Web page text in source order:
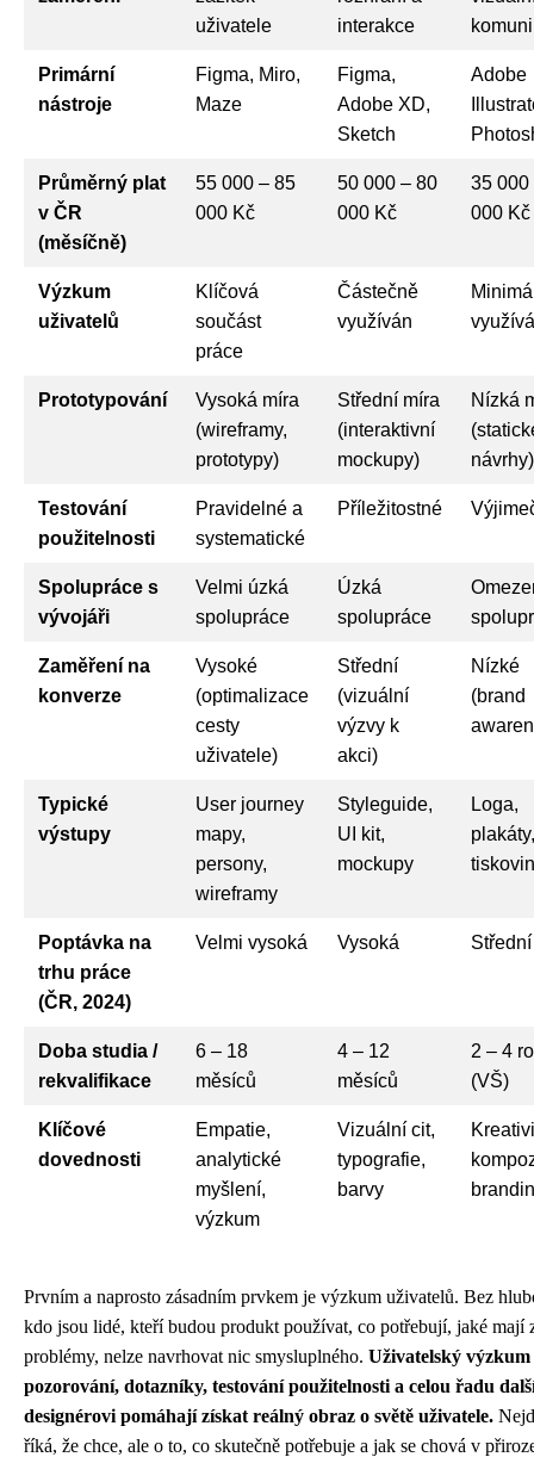
uživatele
interakce
Primární
nástroje
Figma, Miro,
Maze
Figma,
Adobe XD,
Sketch
Adobe
Průměrný plat
v ČR
(měsíčně)
55 000 – 85
000 Kč
50 000 – 80
000 Kč
35 000
000 Kč
Výzkum
uživatelů
Klíčová
součást
práce
Částečně
využíván
Prototypování
Vysoká míra
(wireframy,
prototypy)
Střední míra
(interaktivní
mockupy)
Nízká
návrhy)
Testování
použitelnosti
Pravidelné a
systematické
Příležitostné
Spolupráce s
vývojáři
Velmi úzká
spolupráce
Úzká
spolupráce
Zaměření na
konverze
Vysoké
(optimalizace
cesty
uživatele)
Střední
(vizuální
výzvy k
akci)
Nízké
(brand
Typické
výstupy
User journey
mapy,
persony,
wireframy
Styleguide,
UI kit,
mockupy
Loga,
plakáty,
Poptávka na
trhu práce
(ČR, 2024)
Velmi vysoká Vysoká Střední
Doba studia /
rekvalifikace
6 – 18
měsíců
4 – 12
měsíců
2 – 4
(VŠ)
Klíčové
dovednosti
Empatie,
analytické
myšlení,
výzkum
Vizuální cit,
typografie,
barvy
Prvním a naprosto zásadním prvkem je výzkum uživatelů. Bez
kdo jsou lidé, kteří budou produkt používat, co potřebují, jaké mají
problémy, nelze navrhovat nic smysluplného. Uživatelský
pozorování, dotazníky, testování použitelnosti a celou řadu
designérovi pomáhají získat reálný obraz o světě uživatele.
říká, že chce, ale o to, co skutečně potřebuje a jak se chová v